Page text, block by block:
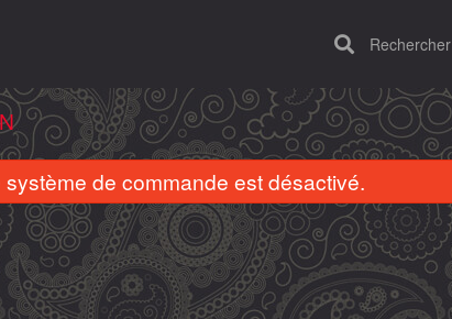
Rechercher
de commande est désactivé.